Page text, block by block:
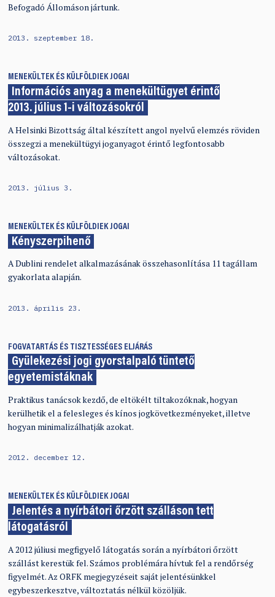
Befogadó Állomáson jártunk.
2013. szeptember 18.
MENEKÜLTEK ÉS KÜLFÖLDIEK JOGAI
Információs anyag a menekültügyet érintő
2013. július 1-i változásokról
A Helsinki Bizottság által készített angol nyelvű elemzés röviden
összegzi a menekültügyi joganyagot érintő legfontosabb
változásokat.
2013. július 3.
MENEKÜLTEK ÉS KÜLFÖLDIEK JOGAI
Kényszerpihenő
A Dublini rendelet alkalmazásának összehasonlítása 11 tagállam
gyakorlata alapján.
2013. április 23.
FOGVATARTÁS ÉS TISZTESSÉGES ELJÁRÁS
Gyülekezési jogi gyorstalpaló tüntető
egyetemistáknak
Praktikus tanácsok kezdő, de eltökélt tiltakozóknak, hogyan
kerülhetik el a felesleges és kínos jogkövetkezményeket, illetve
hogyan minimalizálhatják azokat.
2012. december 12.
MENEKÜLTEK ÉS KÜLFÖLDIEK JOGAI
Jelentés a nyírbátori őrzött szálláson tett
látogatásról
A 2012 júliusi megfigyelő látogatás során a nyírbátori őrzött
szállást kerestük fel. Számos problémára hívtuk fel a rendőrség
figyelmét. Az ORFK megjegyzéseit saját jelentésünkkel
egybeszerkesztve, változtatás nélkül közöljük.